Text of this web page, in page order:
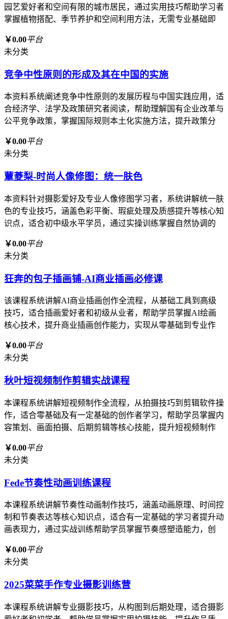
园艺爱好者和空间有限的城市居民，通过实用技巧帮助学习者
掌握植物搭配、季节养护和空间利用方法，无需专业基础即
￥0.00平台
未分类
竞争中性原则的形成及其在中国的实施
本资料系统阐述竞争中性原则的发展历程与中国实践应用，适
合经济学、法学及政策研究者阅读，帮助理解国有企业改革与
公平竞争政策，掌握国际规则本土化实施方法，提升政策分
￥0.00平台
未分类
蕈菱梨-时尚人像修图：统一肤色
本资料针对摄影爱好及专业人像修图学习者，系统讲解统一肤
色的专业技巧，涵盖色彩平衡、瑕疵处理及质感提升等核心知
识点，适合初中级水平学员，通过实操训练掌握自然协调的
￥0.00平台
未分类
狂奔的包子插画铺-AI商业插画必修课
该课程系统讲解AI商业插画创作全流程，从基础工具到高级
技巧，适合插画爱好者和初级从业者，帮助学员掌握AI绘画
核心技术，提升商业插画创作能力，实现从零基础到专业作
￥0.00平台
未分类
秋叶短视频制作剪辑实战课程
本课程系统讲解短视频制作全流程，从拍摄技巧到剪辑软件操
作，适合零基础及有一定基础的创作者学习，帮助学员掌握内
容策划、画面拍摄、后期剪辑等核心技能，提升短视频制作
￥0.00平台
未分类
Fede节奏性动画训练课程
本课程系统讲解节奏性动画制作技巧，涵盖动画原理、时间控
制和节奏表达等核心知识点，适合有一定基础的学习者提升动
画表现力，通过实战训练帮助学员掌握节奏感塑造能力，创
￥0.00平台
未分类
2025菜菜手作专业摄影训练营
本课程系统讲解专业摄影技巧，从构图到后期处理，适合摄影